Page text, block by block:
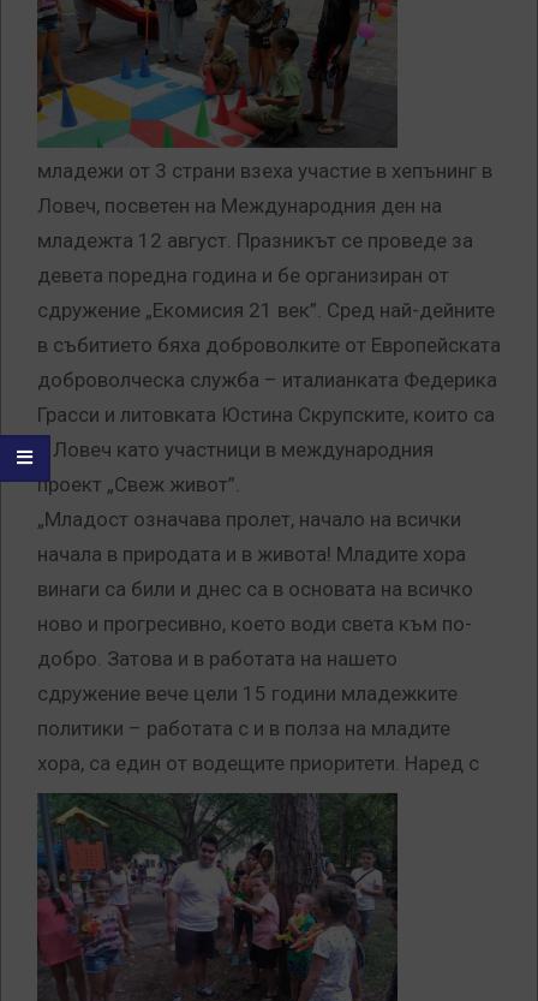
младежи от 3 страни взеха участие в хепънинг в
Ловеч, посветен на Международния ден на
младежта 12 август. Празникът се проведе за
девета поредна година и бе организиран от
сдружение „Екомисия 21 век”. Сред най-дейните
в събитието бяха доброволките от Европейската
доброволческа служба – италианката Федерика
Грасси и литовката Юстина Скрупските, които са
в Ловеч като участници в международния
проект „Свеж живот”.
„Младост означава пролет, начало на всички
начала в природата и в живота! Младите хора
винаги са били и днес са в основата на всичко
ново и прогресивно, което води света към по-
добро. Затова и в работата на нашето
сдружение вече цели 15 години младежките
политики – работата с и в полза на младите
хора, са един от водещите приоритети. Наред с